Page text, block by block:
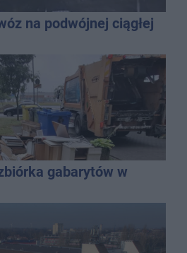
na podwójnej ciągłej
gabarytów w